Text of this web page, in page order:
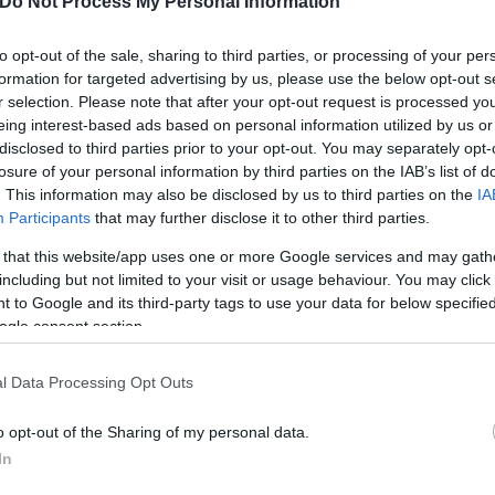
opt-out of the sale, sharing to third parties, or processing of your
for targeted advertising by us, please use the below opt-out
selection. Please note that after your opt-out request is processed
interest-based ads based on personal information utilized by us
to third parties prior to your opt-out. You may separately
of your personal information by third parties on the IAB’s list of
This information may also be disclosed by us to third parties on the
Participants that may further disclose it to other third parties.
that this website/app uses one or more Google services and may
but not limited to your visit or usage behaviour. You may
to Google and its third-party tags to use your data for below
consent section.
Data Processing Opt Outs
opt-out of the Sharing of my personal data.
είναι οι πιο ακριβοπληρωμένοι
Ρεάλ Μαδρίτης